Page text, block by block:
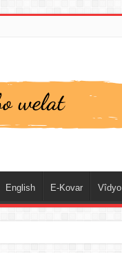
English E-Kovar Vîdyo